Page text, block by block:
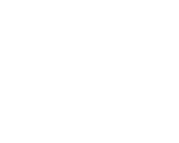
контроля
контроля
и очистки воды
капиллярной дефектоскопии
контроля